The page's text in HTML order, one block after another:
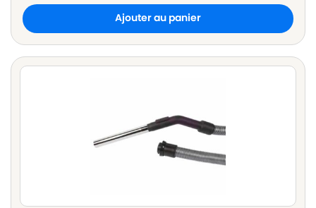
Ajouter au panier